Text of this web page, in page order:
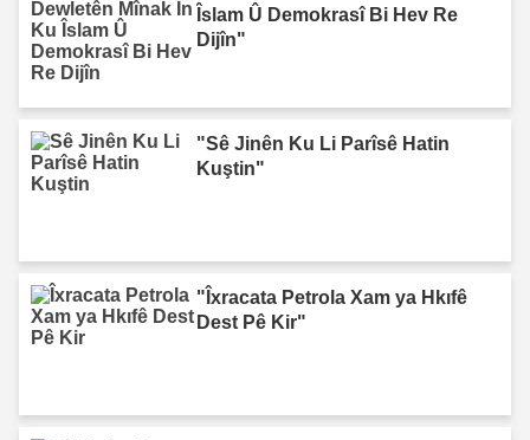
Îslam Û Demokrasî Bi Hev Re
Dijîn"
"Sê Jinên Ku Li Parîsê Hatin
Kuştin"
"Îxracata Petrola Xam ya Hkıfê
Dest Pê Kir"